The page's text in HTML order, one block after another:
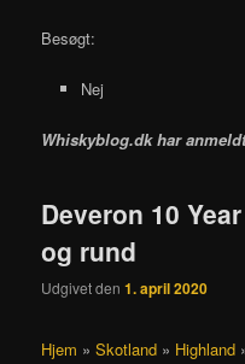
Besøgt:
Nej
Whiskyblog.dk har
Deveron 10
og rund
Udgivet den1. april 2020
Hjem »Skotland » Highland